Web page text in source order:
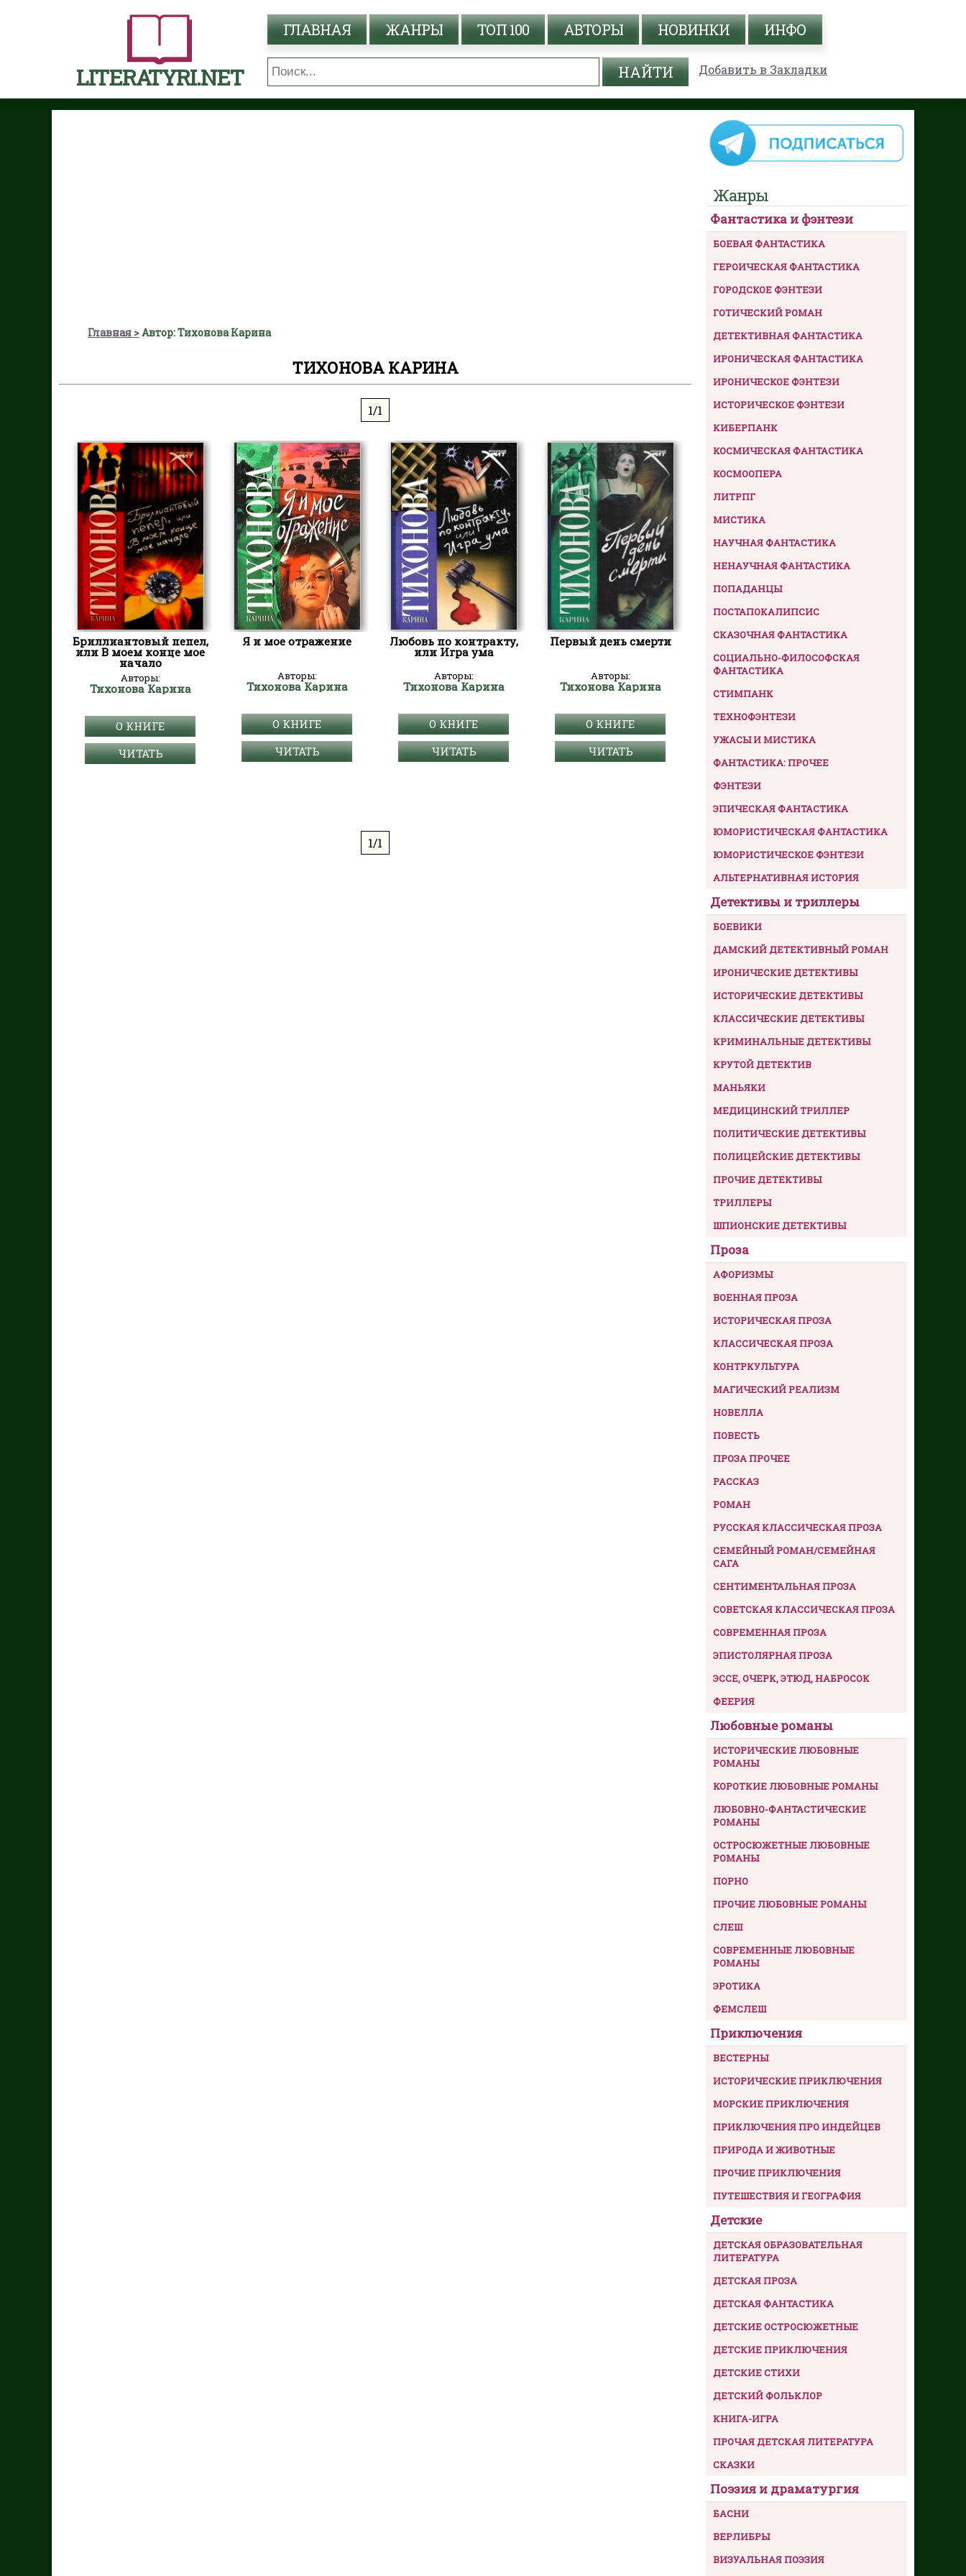
LITERATYRI.NET
ГЛАВНАЯ ЖАНРЫ ТОП 100 АВТОРЫ НОВИНКИ ИНФО
Добавить в Закладки
Главная Автор: Тихонова Карина
ТИХОНОВА КАРИНА
1/1
Бриллиантовый пепел,
или В моем конце мое
начало
Авторы:
Тихонова Карина
О КНИГЕ
ЧИТАТЬ
Я и мое отражение
Авторы:
Тихонова Карина
О КНИГЕ
ЧИТАТЬ
Любовь по контракту,
или Игра ума
Авторы:
Тихонова Карина
О КНИГЕ
ЧИТАТЬ
Первый день смерти
Авторы:
Тихонова Карина
О КНИГЕ
ЧИТАТЬ
1/1
Жанры
Фантастика и фэнтези
БОЕВАЯ ФАНТАСТИКА
ГЕРОИЧЕСКАЯ ФАНТАСТИКА
ГОРОДСКОЕ ФЭНТЕЗИ
ГОТИЧЕСКИЙ РОМАН
ДЕТЕКТИВНАЯ ФАНТАСТИКА
ИРОНИЧЕСКАЯ ФАНТАСТИКА
ИРОНИЧЕСКОЕ ФЭНТЕЗИ
ИСТОРИЧЕСКОЕ ФЭНТЕЗИ
КИБЕРПАНК
КОСМИЧЕСКАЯ ФАНТАСТИКА
КОСМООПЕРА
ЛИТРПГ
МИСТИКА
НАУЧНАЯ ФАНТАСТИКА
НЕНАУЧНАЯ ФАНТАСТИКА
ПОПАДАНЦЫ
ПОСТАПОКАЛИПСИС
СКАЗОЧНАЯ ФАНТАСТИКА
СОЦИАЛЬНО-ФИЛОСОФСКАЯ
ФАНТАСТИКА
СТИМПАНК
ТЕХНОФЭНТЕЗИ
УЖАСЫ И МИСТИКА
ФАНТАСТИКА: ПРОЧЕЕ
ФЭНТЕЗИ
ЭПИЧЕСКАЯ ФАНТАСТИКА
ЮМОРИСТИЧЕСКАЯ ФАНТАСТИКА
ЮМОРИСТИЧЕСКОЕ ФЭНТЕЗИ
АЛЬТЕРНАТИВНАЯ ИСТОРИЯ
Детективы и триллеры
БОЕВИКИ
ДАМСКИЙ ДЕТЕКТИВНЫЙ РОМАН
ИРОНИЧЕСКИЕ ДЕТЕКТИВЫ
ИСТОРИЧЕСКИЕ ДЕТЕКТИВЫ
КЛАССИЧЕСКИЕ ДЕТЕКТИВЫ
КРИМИНАЛЬНЫЕ ДЕТЕКТИВЫ
КРУТОЙ ДЕТЕКТИВ
МАНЬЯКИ
МЕДИЦИНСКИЙ ТРИЛЛЕР
ПОЛИТИЧЕСКИЕ ДЕТЕКТИВЫ
ПОЛИЦЕЙСКИЕ ДЕТЕКТИВЫ
ПРОЧИЕ ДЕТЕКТИВЫ
ТРИЛЛЕРЫ
ШПИОНСКИЕ ДЕТЕКТИВЫ
Проза
АФОРИЗМЫ
ВОЕННАЯ ПРОЗА
ИСТОРИЧЕСКАЯ ПРОЗА
КЛАССИЧЕСКАЯ ПРОЗА
КОНТРКУЛЬТУРА
МАГИЧЕСКИЙ РЕАЛИЗМ
НОВЕЛЛА
ПОВЕСТЬ
ПРОЗА ПРОЧЕЕ
РАССКАЗ
РОМАН
РУССКАЯ КЛАССИЧЕСКАЯ ПРОЗА
СЕМЕЙНЫЙ РОМАН/СЕМЕЙНАЯ
САГА
СЕНТИМЕНТАЛЬНАЯ ПРОЗА
СОВЕТСКАЯ КЛАССИЧЕСКАЯ ПРОЗА
СОВРЕМЕННАЯ ПРОЗА
ЭПИСТОЛЯРНАЯ ПРОЗА
ЭССЕ, ОЧЕРК, ЭТЮД, НАБРОСОК
ФЕЕРИЯ
Любовные романы
ИСТОРИЧЕСКИЕ ЛЮБОВНЫЕ
РОМАНЫ
КОРОТКИЕ ЛЮБОВНЫЕ РОМАНЫ
ЛЮБОВНО-ФАНТАСТИЧЕСКИЕ
РОМАНЫ
ОСТРОСЮЖЕТНЫЕ ЛЮБОВНЫЕ
РОМАНЫ
ПОРНО
ПРОЧИЕ ЛЮБОВНЫЕ РОМАНЫ
СЛЕШ
СОВРЕМЕННЫЕ ЛЮБОВНЫЕ
РОМАНЫ
ЭРОТИКА
ФЕМСЛЕШ
Приключения
ВЕСТЕРНЫ
ИСТОРИЧЕСКИЕ ПРИКЛЮЧЕНИЯ
МОРСКИЕ ПРИКЛЮЧЕНИЯ
ПРИКЛЮЧЕНИЯ ПРО ИНДЕЙЦЕВ
ПРИРОДА И ЖИВОТНЫЕ
ПРОЧИЕ ПРИКЛЮЧЕНИЯ
ПУТЕШЕСТВИЯ И ГЕОГРАФИЯ
Детские
ДЕТСКАЯ ОБРАЗОВАТЕЛЬНАЯ
ЛИТЕРАТУРА
ДЕТСКАЯ ПРОЗА
ДЕТСКАЯ ФАНТАСТИКА
ДЕТСКИЕ ОСТРОСЮЖЕТНЫЕ
ДЕТСКИЕ ПРИКЛЮЧЕНИЯ
ДЕТСКИЕ СТИХИ
ДЕТСКИЙ ФОЛЬКЛОР
КНИГА-ИГРА
ПРОЧАЯ ДЕТСКАЯ ЛИТЕРАТУРА
СКАЗКИ
Поэзия и драматургия
БАСНИ
ВЕРЛИБРЫ
ВИЗУАЛЬНАЯ ПОЭЗИЯ